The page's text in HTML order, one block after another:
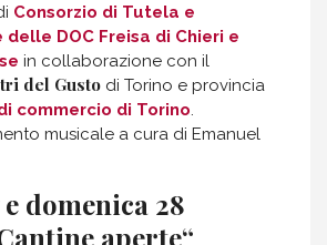
Consorzio di Tutela e
delle DOC Freisa di Chieri e
in collaborazione con il
del Gusto di Torino e provincia
commercio di Torino.
musicale a cura di Emanuel
e domenica 28
aperte“